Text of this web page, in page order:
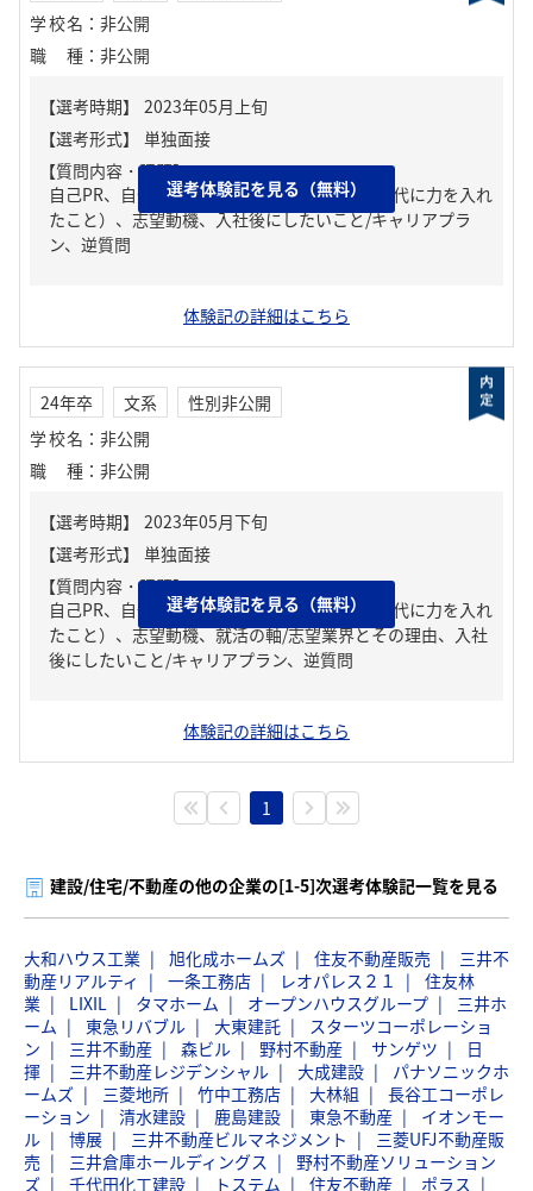
学校名 ： 非公開
職種 ： 非公開
【質問内容・課題】
自己PR、自分の強み/弱み、ガクチカ（学生時代に力を入れ
たこと）、志望動機、入社後にしたいこと/キャリアプラ
ン、逆質問
選考体験記を見る（無料）
体験記の詳細はこちら
24年卒 文系
性別非公開
学校名 ： 非公開
職種 ： 非公開
【質問内容・課題】
自己PR、自分の強み/弱み、ガクチカ（学生時代に力を入れ
たこと）、志望動機、就活の軸/志望業界とその理由、入社
後にしたいこと/キャリアプラン、逆質問
選考体験記を見る（無料）
体験記の詳細はこちら
1
建設/住宅/不動産の他の企業の[1-5]次選考体験記一覧を見る
大和ハウス工業 旭化成ホームズ 住友不動産販売
三井不
動産リアルティ
一条工務店 レオパレス２１
住友林
業
LIXIL タマホーム オープンハウスグループ
三井ホ
ーム
東急リバブル 大東建託
スターツコーポレーショ
ン
三井不動産 森ビル 野村不動産 サンゲツ
日
揮
三井不動産レジデンシャル 大成建設
パナソニックホ
ームズ
三菱地所 竹中工務店 大林組
長谷工コーポレ
ーション
清水建設 鹿島建設 東急不動産
イオンモー
ル
博展 三井不動産ビルマネジメント
三菱UFJ不動産販
売
三井倉庫ホールディングス
野村不動産ソリューション
ズ
千代田化工建設 トステム 住友不動産 ポラス